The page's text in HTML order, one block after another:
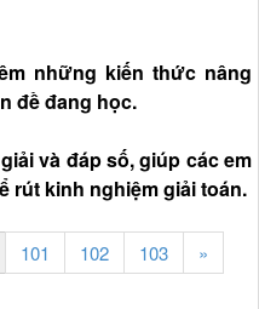
những kiến thức nâng
đề đang học.
và đáp số, giúp các em
rút kinh nghiệm giải toán.
101 102 103
»